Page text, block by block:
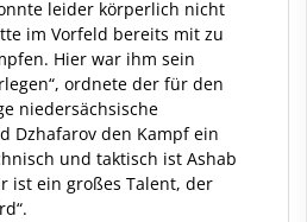
leider körperlich nicht
im Vorfeld bereits mit zu
Hier war ihm sein
ordnete der für den
niedersächsische
Dzhafarov den Kampf ein
und taktisch ist Ashab
ist ein großes Talent, der